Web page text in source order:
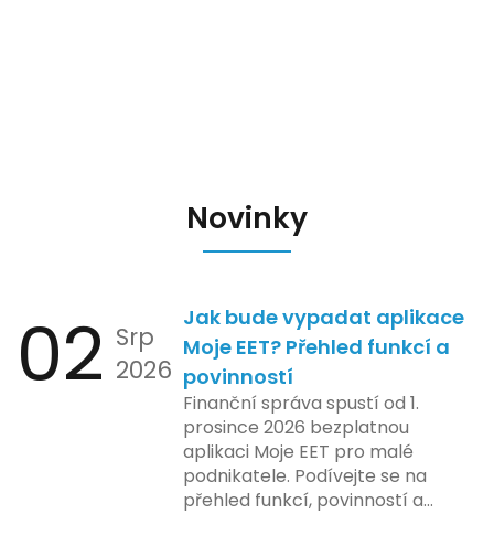
Novinky
02 Srp
2026
Jak bude vypadat aplikace
Moje EET? Přehled funkcí a
povinností
Finanční správa spustí od 1.
prosince 2026 bezplatnou
aplikaci Moje EET pro malé
podnikatele. Podívejte se na
přehled funkcí, povinností a